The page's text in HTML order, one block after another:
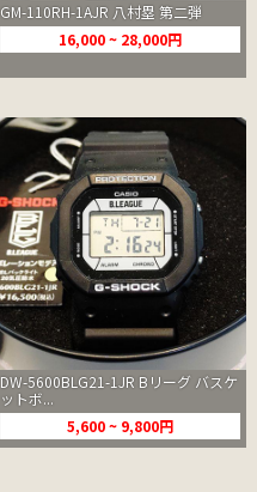
GM-110RH-1AJR 八村塁 第二弾
16,000 ~ 28,000円
DW-5600BLG21-1JR Bリーグ バスケ
ットボ...
5,600 ~ 9,800円